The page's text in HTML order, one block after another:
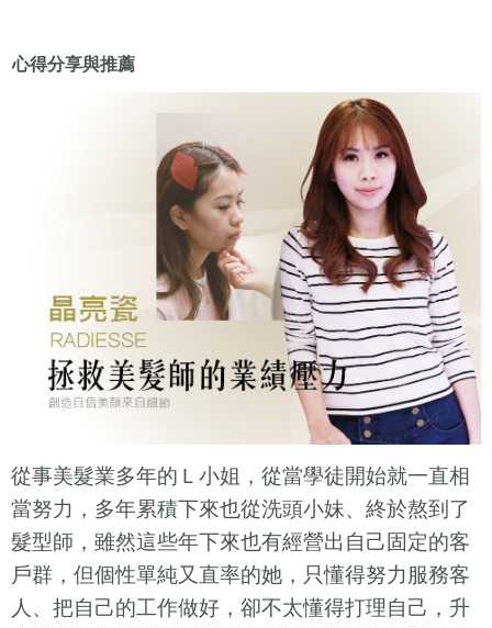
心得分享與推薦
從事美髮業多年的Ｌ小姐，從當學徒開始就一直相
當努力，多年累積下來也從洗頭小妹、終於熬到了
髮型師，雖然這些年下來也有經營出自己固定的客
戶群，但個性單純又直率的她，只懂得努力服務客
人、把自己的工作做好，卻不太懂得打理自己，升